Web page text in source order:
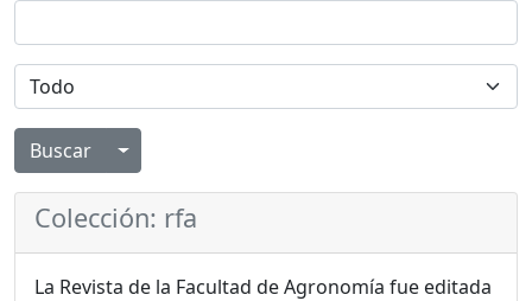
Alternar menú desplegable
Colección: rfa
La Revista de la Facultad de Agronomía fue editada